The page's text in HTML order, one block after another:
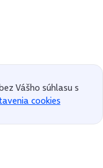
Vášho súhlasu s
cookies